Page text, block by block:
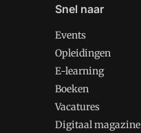
Snel naar
Events
Opleidingen
E-learning
Boeken
Vacatures
Digitaal magazine